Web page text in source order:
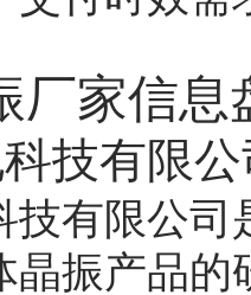
厂家信息
技有限
技有限公
晶振产品